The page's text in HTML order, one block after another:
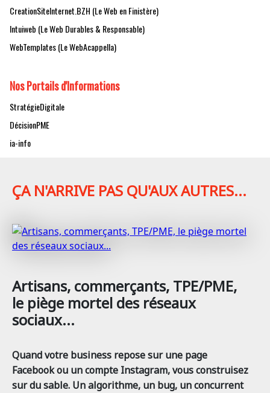
CreationSiteInternet.BZH (Le Web en Finistère)
Intuiweb (Le Web Durables & Responsable)
WebTemplates (Le WebAcappella)
Nos Portails d'Informations
StratégieDigitale
DécisionPME
ia-info
ÇA N'ARRIVE PAS QU'AUX AUTRES...
Artisans, commerçants, TPE/PME,
le piège mortel des réseaux
sociaux...
Quand votre business repose sur une page
Facebook ou un compte Instagram, vous construisez
sur du sable. Un algorithme, un bug, un concurrent